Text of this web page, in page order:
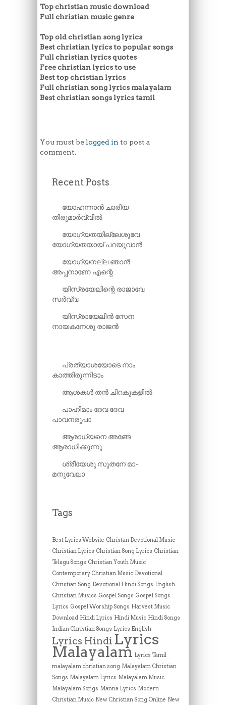
Top christian music download
Full christian music genre
Top old christian song lyrics
Best christian lyrics to popular songs
Full christian lyrics quotes
Free christian lyrics to use
Best top christian lyrics
Full christian song lyrics malayalam
Best christian songs lyrics tamil
You must be logged in to post a
comment.
Recent Posts
യോഹന്നാൻ ചാരിയ
തിരുമാർവ്വിൽ
യോഗ്യതയില്ലേശുവേ
യോഗ്യതയായ് പറയുവാൻ
യോഗ്യനല്ല ഞാൻ
അപ്പനാണേ എന്റെ
യിസ്രയേലിന്റെ രാജാവേ
സർവ്വ
യിസ്രായേലിൻ സേന
നായകനേശു രാജൻ
പ്രത്യാശയോടെ നാം
കാത്തിരുന്നിടാം
ആശകൾ തൻ ചിറകുകളിൽ
പാഹിമാം ദേവ ദേവ
പാവനരൂപാ
ആരാധ്യനെ അങ്ങേ
ആരാധിക്കുന്നു
ശ്രീയേശു സുതനേ മാ-
മനുവേലാ
Tags
Best Lyrics Website Christan Devotional Music
Christian Lyrics Christian Song Lyrics Christian
Telugu Songs Christian Youth Music
Contemporary Christian Music Devotional
Christian Song Devotional Hindi Songs English
Christian Musics Gospel Songs Gospel Songs
Lyrics Gospel Worship Songs Harvest Music
Download Hindi Lyrics Hindi Music Hindi Songs
Indian Christian Songs Lyrics English
Lyrics Hindi Lyrics
Malayalam Lyrics Tamil
malayalam christian song Malayalam Christian
Songs Malayalam Lyrics Malayalam Music
Malayalam Songs Manna Lyrics Modern
Christian Music New Christian Song Online New